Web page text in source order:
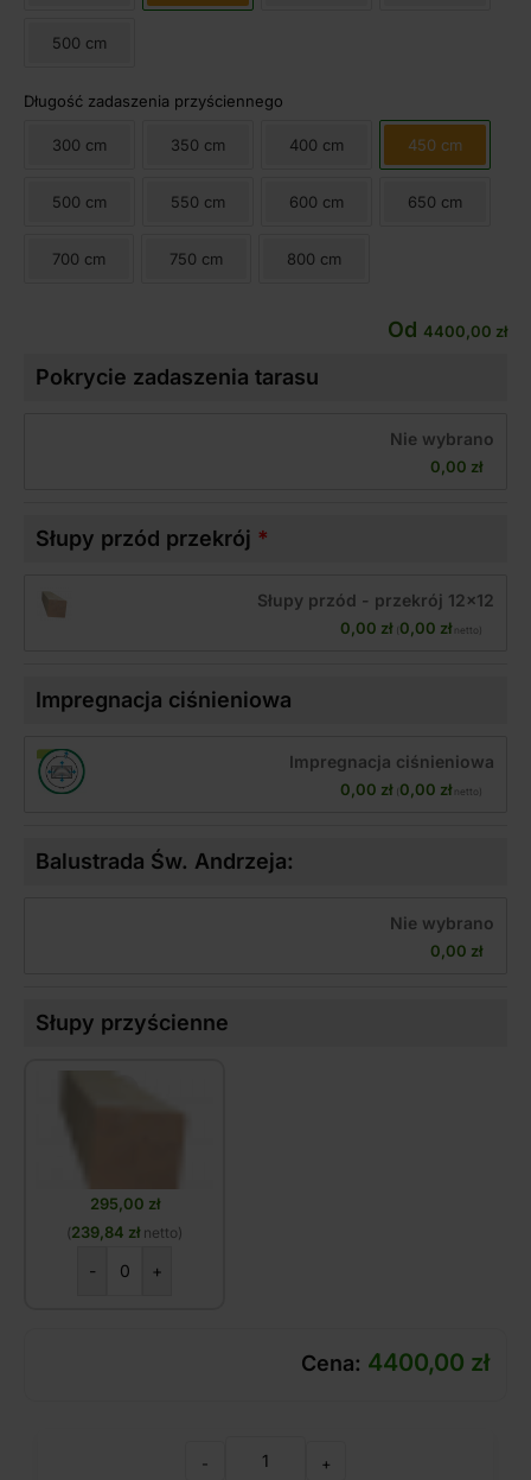
500 cm
Długość zadaszenia przyściennego
300 cm 350 cm 400 cm 450 cm
500 cm 550 cm 600 cm 650 cm
700 cm 750 cm 800 cm
Od 4400,00 zł
Pokrycie zadaszenia tarasu
Nie wybrano
0,00 zł
Słupy przód przekrój
Słupy przód - przekrój 12x12
0,00 zł ( 0,00 zł netto)
Impregnacja ciśnieniowa
Impregnacja ciśnieniowa
0,00 zł ( 0,00 zł netto)
Balustrada Św. Andrzeja:
Nie wybrano
0,00 zł
Słupy przyścienne
295,00 zł
(239,84 złnetto)
- +
Cena: 4400,00 zł
- +